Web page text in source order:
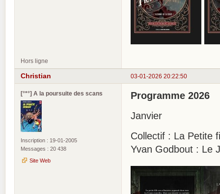
Hors ligne
03-01-2026 20:22:50
Christian
[°*°] A la poursuite des scans
Inscription : 19-01-2005
Messages : 20 438
Site Web
Programme 2026
Janvier
Collectif : La Petite
Yvan Godbout : Le